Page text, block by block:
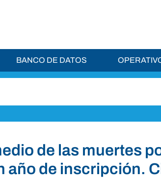
BANCO DE DATOS
de las muertes
año de inscripción.